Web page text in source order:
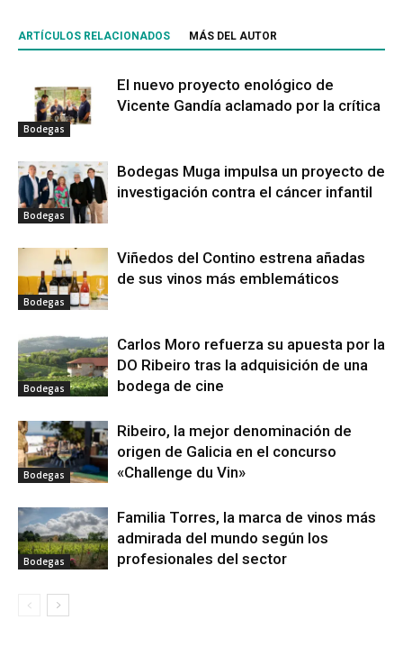
ARTÍCULOS RELACIONADOS MÁS DEL AUTOR
Bodegas
El nuevo proyecto enológico de
Vicente Gandía aclamado por la crítica
Bodegas
Bodegas Muga impulsa un proyecto de
investigación contra el cáncer infantil
Bodegas
Viñedos del Contino estrena añadas
de sus vinos más emblemáticos
Bodegas
Carlos Moro refuerza su apuesta por la
DO Ribeiro tras la adquisición de una
bodega de cine
Bodegas
Ribeiro, la mejor denominación de
origen de Galicia en el concurso
«Challenge du Vin»
Bodegas
Familia Torres, la marca de vinos más
admirada del mundo según los
profesionales del sector